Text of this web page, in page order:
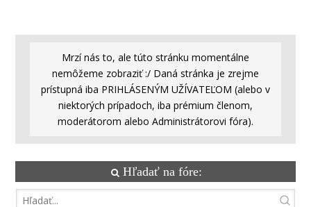
Mrzí nás to, ale túto stránku momentálne
nemôžeme zobraziť :/ Daná stránka je zrejme
prístupná iba PRIHLÁSENÝM UŽÍVATEĽOM (alebo v
niektorých prípadoch, iba prémium členom,
moderátorom alebo Administrátorovi fóra).
Hľadať na fóre: